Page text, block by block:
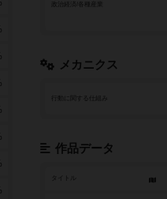
政治経済/各種産業
メカニクス
行動に関する仕組み
作品データ
タイトル